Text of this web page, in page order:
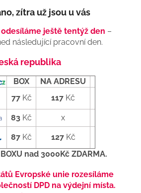
zítra už jsou u vás
ještě tentýž den –
následující pracovní den.
republika
BOX
NA ADRESU
77Kč 117 Kč
83 Kč x
87 Kč 127Kč
nad 3000Kč ZDARMA.
Evropské unie rozesíláme
DPD na výdejní místa.